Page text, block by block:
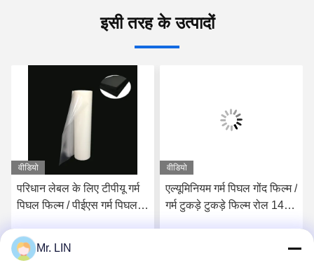
इसी तरह के उत्पादों
वीडियो
परिधान लेबल के लिए टीपीयू गर्म
पिघल फिल्म / पीईएस गर्म पिघल
सर्वोत्तम मूल्य प्राप्त करें
वीडियो
एल्यूमिनियम गर्म पिघल गोंद फिल्म /
गर्म टुकड़े टुकड़े फिल्म रोल 140
Mr. LIN